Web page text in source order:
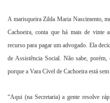
A marisqueira Zilda Maria Nascimento,
Cachoeira, conta que há mais de vinte
recurso para pagar um advogado. Ela
de Assistência Social. Não sabe,
porque a Vara Cível de Cachoeira está
“Aqui (na Secretaria) a gente resolve